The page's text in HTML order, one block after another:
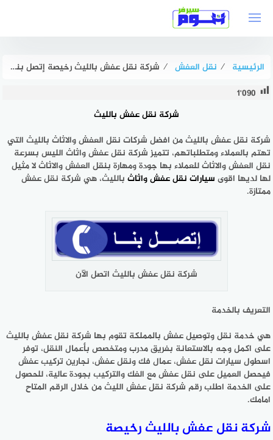
الرئيسية ⁄ نقل العفش ⁄ شركة نقل عفش بالليث رخيصة إتصل بنا الآن : للايجار | هوم سيرفر
1٬090
شركة نقل عفش بالليث
شركة نقل عفش بالليث من افضل شركات نقل العفش والاثاث بالليث التي
تهتم بالعملاء ومتطلباتهم، تتميز شركة نقل عفش واثاث الليس بسرعة
نقل العفش والاثاث للعملاء بها جودة ومهارة بنقل العفش والاثاث لا مثيل
لها لديها اقوى سيارات نقل عفش واثاث بالليث، هي شركة نقل عفش
ممتازة.
شركة نقل عفش بالليث اتصل الآن
التعريف بالخدمة
هي خدمة نقل وتوصيل عفش بالمملكة تقوم بها شركة نقل عفش بالليث
على اكمل وجه بالاستعانة بفريق مدرب ومتخصص بأعمال النقل، توفر
اسطول سيارات نقل عفش، عمال فك ونقل عفش، نجارين تركيب عفش
فيحصل العميل على نقل عفش مع الفك والتركيب بجودة عالية، للحصول
على الخدمة اطلب رقم شركة نقل عفش الليث من خلال الرقم المتاح
امامك.
شركة نقل عفش بالليث رخيصة